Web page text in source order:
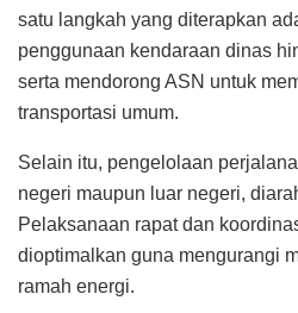
satu langkah yang diterapkan
penggunaan kendaraan dinas
serta mendorong ASN untuk
transportasi umum.
Selain itu, pengelolaan
negeri maupun luar negeri,
Pelaksanaan rapat dan
dioptimalkan guna mengurangi
ramah energi.